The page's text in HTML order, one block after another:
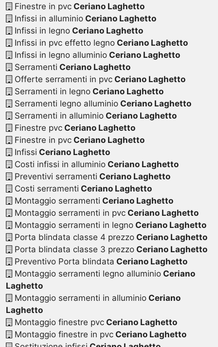
Finestre in pvcCeriano Laghetto
Infissi in alluminioCeriano Laghetto
Infissi in legnoCeriano Laghetto
Infissi in pvc effetto legnoCeriano Laghetto
Infissi in legno alluminioCeriano Laghetto
Serramenti Ceriano Laghetto
Offerte serramenti in pvcCeriano Laghetto
Serramenti in legnoCeriano Laghetto
Serramenti legno alluminioCeriano Laghetto
Serramenti in alluminioCeriano Laghetto
Finestre pvcCeriano Laghetto
Finestre in pvcCeriano Laghetto
Infissi Ceriano Laghetto
Costi infissi in alluminioCeriano Laghetto
Preventivi serramenti Ceriano Laghetto
Costi serramenti Ceriano Laghetto
Montaggio serramenti Ceriano Laghetto
Montaggio serramenti in pvcCeriano Laghetto
Montaggio serramenti in legnoCeriano Laghetto
Porta blindata classe 4 prezzoCeriano Laghetto
Porta blindata classe 3 prezzoCeriano Laghetto
Preventivo Porta blindata Ceriano Laghetto
Montaggio serramenti legno alluminioCeriano
Laghetto
Montaggio serramenti in alluminioCeriano
Laghetto
Montaggio finestre pvcCeriano Laghetto
Montaggio finestre in pvcCeriano Laghetto